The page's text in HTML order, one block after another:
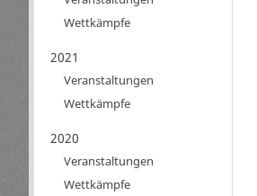
Wettkämpfe
2021
Veranstaltungen
Wettkämpfe
2020
Veranstaltungen
Wettkämpfe